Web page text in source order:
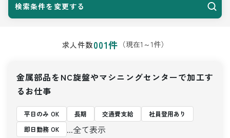
検索条件を変更する
求人件数001件 （現在1 ～1件）
金属部品をNC旋盤やマシニングセンターで加工す
るお仕事
平日のみ OK 長期 交通費支給
社員登用あり
即日勤務 OK
...全て表示